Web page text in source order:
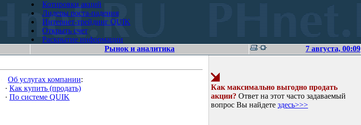
Котировки акций
Лидеры роста-падения
Интернет-трейдинг QUIK
Открыть счет
Раскрытие информации
Рынок и аналитика 7 августа, 00:09
Об услугах компании:
· Как купить (продать)
· По системе QUIK
Как максимально выгодно продать
акции? Ответ на этот часто задаваемый
вопрос Вы найдете здесь>>>